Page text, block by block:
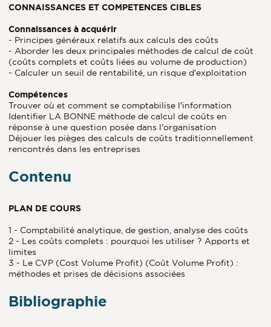
CONNAISSANCES ET COMPETENCES CIBLES
Connaissances à acquérir
- Principes généraux relatifs aux calculs des coûts
- Aborder les deux principales méthodes de calcul de coût
(coûts complets et coûts liées au volume de production)
- Calculer un seuil de rentabilité, un risque d'exploitation
Compétences
Trouver où et comment se comptabilise l'information
Identifier LA BONNE méthode de calcul de coûts en
réponse à une question posée dans l'organisation
Déjouer les pièges des calculs de coûts traditionnellement
rencontrés dans les entreprises
Contenu
PLAN DE COURS
1 - Comptabilité analytique, de gestion, analyse des coûts
2 - Les coûts complets : pourquoi les utiliser ? Apports et
limites
3 - Le CVP (Cost Volume Profit) (Coût Volume Profit) :
méthodes et prises de décisions associées
Bibliographie